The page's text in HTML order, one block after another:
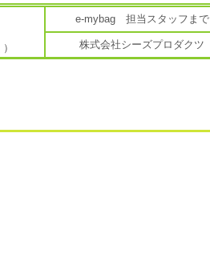
e-mybag 担当スタッフまで
株式会社シーズプロダクツ